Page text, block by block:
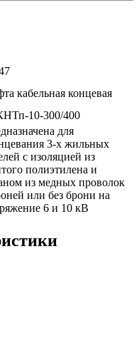
кабельная концевая
10-300/400
для
3-х жильных
с изоляцией из
полиэтилена и
из медных проволок
или без брони на
6 и 10 кВ